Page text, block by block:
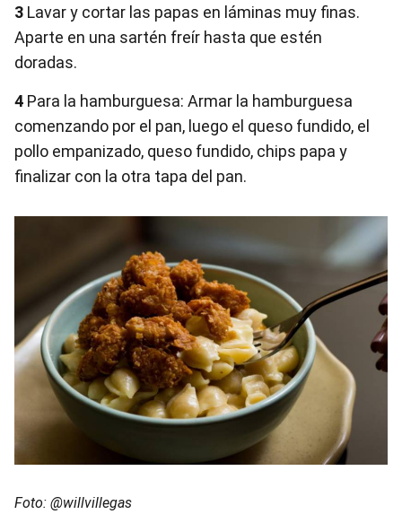
3 Lavar y cortar las papas en láminas muy finas.
Aparte en una sartén freír hasta que estén
doradas.
4 Para la hamburguesa: Armar la hamburguesa
comenzando por el pan, luego el queso fundido, el
pollo empanizado, queso fundido, chips papa y
finalizar con la otra tapa del pan.
Foto: @willvillegas